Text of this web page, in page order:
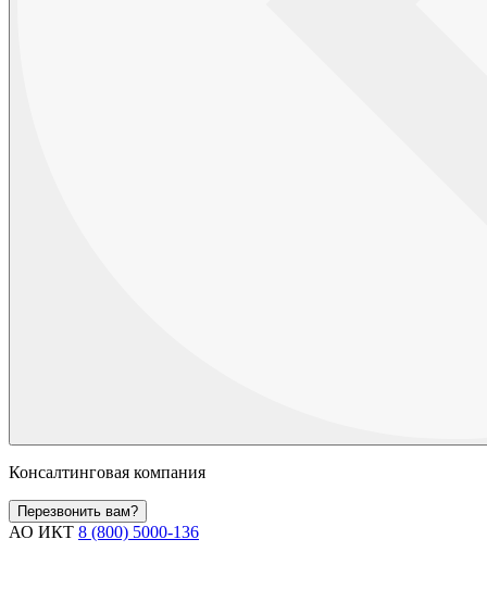
Консалтинговая компания
Перезвонить вам?
АО ИКТ 8 (800) 5000-136